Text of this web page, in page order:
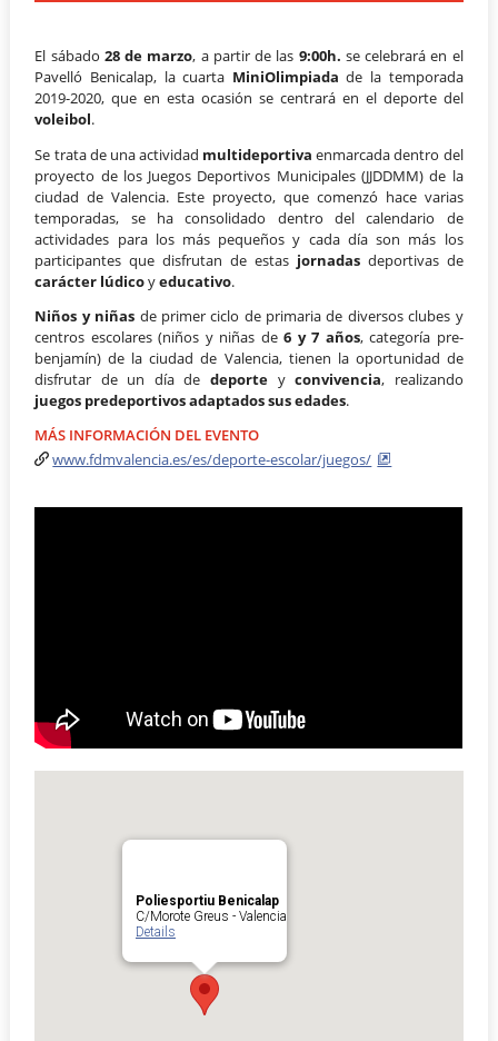
El sábado 28 de marzo, a partir de las 9:00h. se celebrará en el
Pavelló Benicalap, la cuarta MiniOlimpiada de la temporada
2019-2020, que en esta ocasión se centrará en el deporte del
voleibol.
Se trata de una actividad multideportiva enmarcada dentro del
proyecto de los Juegos Deportivos Municipales (JJDDMM) de la
ciudad de Valencia. Este proyecto, que comenzó hace varias
temporadas, se ha consolidado dentro del calendario de
actividades para los más pequeños y cada día son más los
participantes que disfrutan de estas jornadasdeportivas de
carácter lúdicoyeducativo.
Niños y niñas de primer ciclo de primaria de diversos clubes y
centros escolares (niños y niñas de6 y 7 años, categoría pre-
benjamín) de la ciudad de Valencia, tienen la oportunidad de
disfrutar de un día dedeporte yconvivencia, realizando
juegos predeportivos adaptados sus edades.
MÁS INFORMACIÓN DEL EVENTO
www.fdmvalencia.es/es/deporte-escolar/juegos/
Poliesportiu Benicalap
C/Morote Greus - Valencia
Details